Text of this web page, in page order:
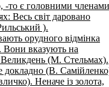
-то є головними членами
Весь світ даровано
).
орудного відмінка
Вони вказують на
Великдень (М. Стельмах).
докладно (В.
Неначе із золота,